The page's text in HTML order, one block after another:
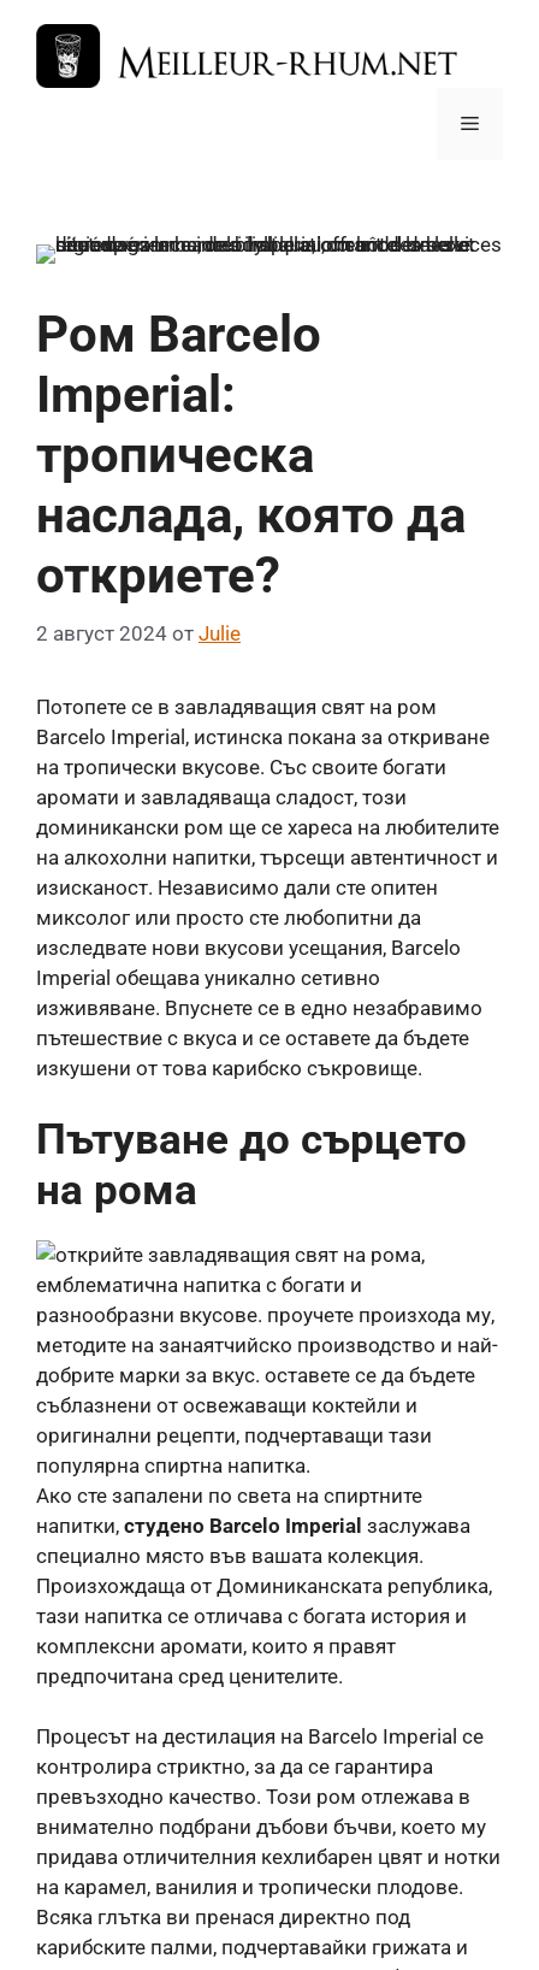
съдържанието
Меню
Ром Barcelo
Imperial:
тропическа
наслада, която да
откриете?
2 август 2024 от Julie
Потопете се в завладяващия свят на ром
Barcelo Imperial, истинска покана за откриване
на тропически вкусове. Със своите богати
аромати и завладяваща сладост, този
доминикански ром ще се хареса на любителите
на алкохолни напитки, търсещи автентичност и
изисканост. Независимо дали сте опитен
миксолог или просто сте любопитни да
изследвате нови вкусови усещания, Barcelo
Imperial обещава уникално сетивно
изживяване. Впуснете се в едно незабравимо
пътешествие с вкуса и се оставете да бъдете
изкушени от това карибско съкровище.
Пътуване до сърцето
на рома
Ако сте запалени по света на спиртните
напитки, студено Barcelo Imperial заслужава
специално място във вашата колекция.
Произхождаща от Доминиканската република,
тази напитка се отличава с богата история и
комплексни аромати, които я правят
предпочитана сред ценителите.
Процесът на дестилация на Barcelo Imperial се
контролира стриктно, за да се гарантира
превъзходно качество. Този ром отлежава в
внимателно подбрани дъбови бъчви, което му
придава отличителния кехлибарен цвят и нотки
на карамел, ванилия и тропически плодове.
Всяка глътка ви пренася директно под
карибските палми, подчертавайки грижата и